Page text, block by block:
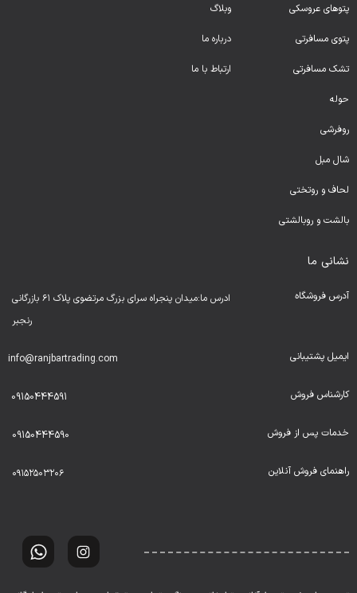
پتوهای عروسکی
پتوی مسافرتی
تشک مسافرتی
حوله
روفرشی
شال مبل
لحاف و روتختی
بالشت و روبالشتی
وبلاگ
درباره ما
ارتباط با ما
نشانی ما
آدرس فروشگاه
ادرس ما:میدان پنجراه سرای بزرگ مرتضوی پلاک ۶۱ بازرگانی
رنجبر
ایمیل پشتیبانی info@ranjbartrading.com
کارشناس فروش 09150444591
خدمات پس از فروش 09150444590
راهنمای فروش آنلاین ۰۹۱۵۲۵۰۳۲۰۶